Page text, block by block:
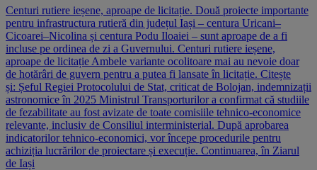
Centuri rutiere ieșene, aproape de licitație. Două proiecte importante
pentru infrastructura rutieră din județul Iași – centura Uricani–
Cicoarei–Nicolina și centura Podu Iloaiei – sunt aproape de a fi
incluse pe ordinea de zi a Guvernului. Centuri rutiere ieșene,
aproape de licitație Ambele variante ocolitoare mai au nevoie doar
de hotărâri de guvern pentru a putea fi lansate în licitație. Citește
și: Șeful Regiei Protocolului de Stat, criticat de Bolojan, indemnizații
astronomice în 2025 Ministrul Transporturilor a confirmat că studiile
de fezabilitate au fost avizate de toate comisiile tehnico-economice
relevante, inclusiv de Consiliul interministerial. După aprobarea
indicatorilor tehnico-economici, vor începe procedurile pentru
achiziția lucrărilor de proiectare și execuție. Continuarea, în Ziarul
de Iași